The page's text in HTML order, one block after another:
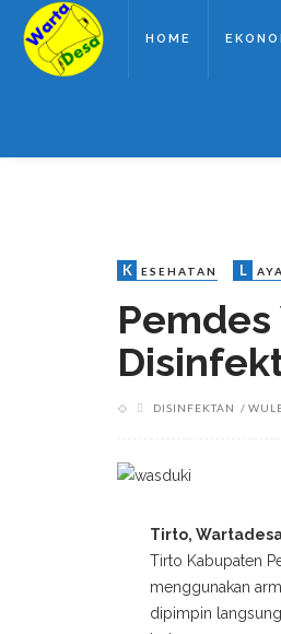
HOME
K ESEHATAN L
DISINFEKTAN
Tirto,
Tirto Kabupaten
menggunakan
dipimpin